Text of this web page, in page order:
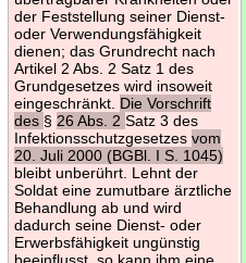
der Feststellung seiner Dienst-
oder Verwendungsfähigkeit
dienen; das Grundrecht nach
Artikel 2 Abs. 2 Satz 1 des
Grundgesetzes wird insoweit
eingeschränkt. Die Vorschrift
des § 26 Abs. 2 Satz 3 des
Infektionsschutzgesetzes vom
20. Juli 2000 (BGBl. I S. 1045)
bleibt unberührt. Lehnt der
Soldat eine zumutbare ärztliche
Behandlung ab und wird
dadurch seine Dienst- oder
Erwerbsfähigkeit ungünstig
beeinflusst, so kann ihm eine